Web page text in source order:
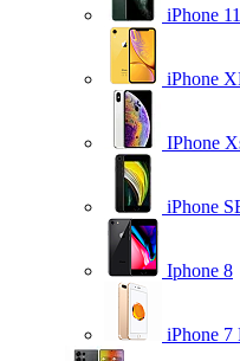
iPhone
iPhone
IPhone
iPhone
Iphone 8
iPhone 7